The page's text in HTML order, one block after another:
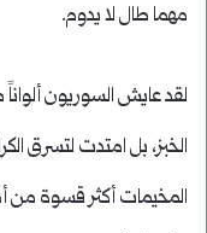
مهما طال لا يدوم.
لقد عايش السوريون
الخبز، بل امتدت لتسرق
المخيمات أكثر قسوة من